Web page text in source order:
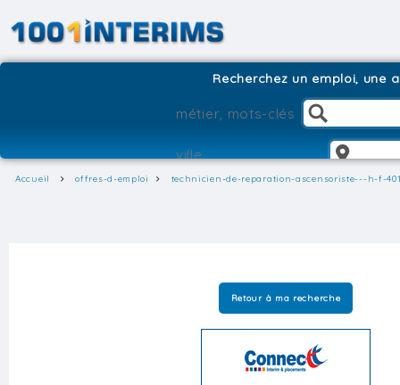
Recherchez un emploi, une
Accueil offres-d-emploi technicien-de-reparation-ascensoriste---h-f-
Retour à ma recherche